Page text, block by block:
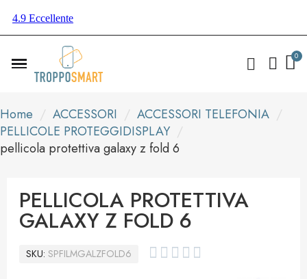
Home ACCESSORI
ACCESSORI TELEFONIA
PELLICOLE PROTEGGIDISPLAY
pellicola protettiva galaxy z fold 6
PELLICOLA PROTETTIVA
GALAXY Z FOLD 6
SKU SPFILMGALZFOLD6     